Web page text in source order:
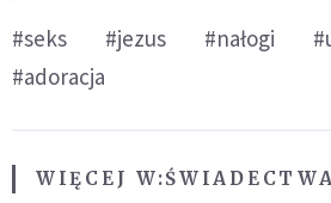
#seks #jezus #nałogi
#adoracja
WIĘCEJ W:ŚWIADECTWA